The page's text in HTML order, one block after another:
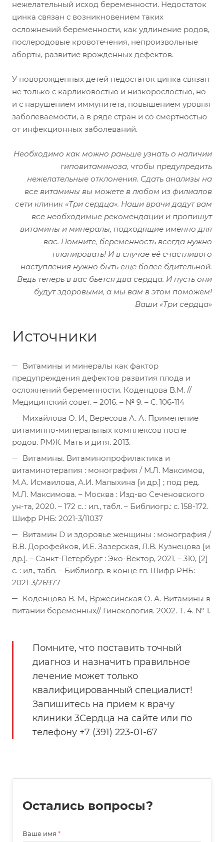
нежелательный исход беременности. Недостаток
цинка связан с возникновением таких
осложнений беременности, как удлинение родов,
послеродовые кровотечения, непроизвольные
аборты, развитие врожденных дефектов.
У новорожденных детей недостаток цинка связан
не только с карликовостью и низкорослостью, но
и с нарушением иммунитета, повышением уровня
заболеваемости, а в ряде стран и со смертностью
от инфекционных заболеваний.
Необходимо как можно раньше узнать о наличии
гиповитаминоза, чтобы предупредить
нежелательные отклонения. Сдать анализы на
все витамины вы можете в любом из филиалов
сети клиник «Три сердца». Наши врачи дадут вам
все необходимые рекомендации и пропишут
витамины и минералы, подходящие именно для
вас. Помните, беременность всегда нужно
планировать! И в случае её счастливого
наступления нужно быть ещё более бдительной.
Ведь теперь в вас бьется два сердца. И пусть они
будут здоровыми, а мы вам в этом поможем!
Ваши «Три сердца»
Источники
Витамины и минералы как фактор
предупреждения дефектов развития плода и
осложнений беременности. Коденцова В.М. //
Медицинский совет. – 2016. – № 9. – С. 106-114
Михайлова О. И., Вересова А. А. Применение
витаминно-минеральных комплексов после
родов. РМЖ. Мать и дитя. 2013.
Витамины. Витаминопрофилактика и
витаминотерапия : монография / М.Л. Максимов,
М.А. Исмаилова, А.И. Малыхина [и др.] ; под ред.
М.Л. Максимова. – Москва : Изд-во Сеченовского
ун-та, 2020. – 172 с. : ил., табл. – Библиогр.: с. 158-172.
Шифр РНБ: 2021-3/11037
Витамин D и здоровье женщины : монография /
В.В. Дорофейков, И.Е. Зазерская, Л.В. Кузнецова [и
др.]. – Санкт-Петербург : Эко-Вектор, 2021. – 310, [2]
с. : ил., табл. – Библиогр. в конце гл. Шифр РНБ:
2021-3/26977
Коденцова В. М., Вржесинская О. А. Витамины в
питании беременных// Гинекология. 2002. Т. 4. № 1.
Помните, что поставить точный
диагноз и назначить правильное
лечение может только
квалифицированный специалист!
Запишитесь на прием к врачу
клиники 3Сердца на сайте или по
телефону +7 (391) 223-01-67
Остались вопросы?
Ваше имя *